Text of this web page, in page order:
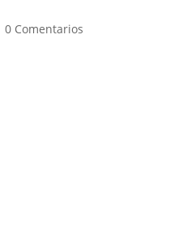
0 Comentarios